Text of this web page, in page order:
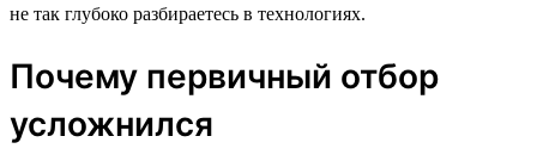
не так глубоко разбираетесь в технологиях.
Почему первичный отбор
усложнился